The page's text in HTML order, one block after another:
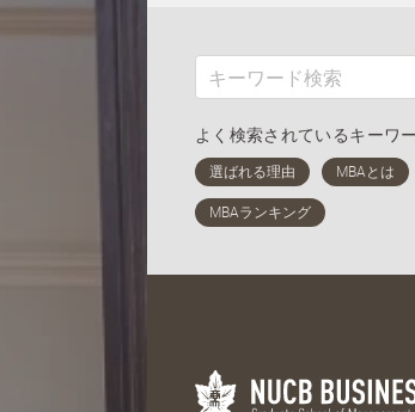
よく検索されているキーワ